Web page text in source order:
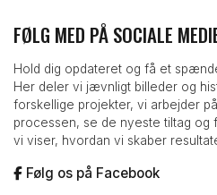
FØLG MED PÅ SOCIALE
Hold dig opdateret og få et
Her deler vi jævnligt billeder og
forskellige projekter, vi arbejder
processen, se de nyeste tiltag og
vi viser, hvordan vi skaber
Følg os på Facebook